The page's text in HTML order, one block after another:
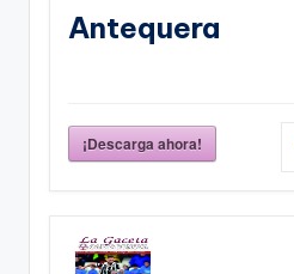
Antequera
¡Descarga ahora!